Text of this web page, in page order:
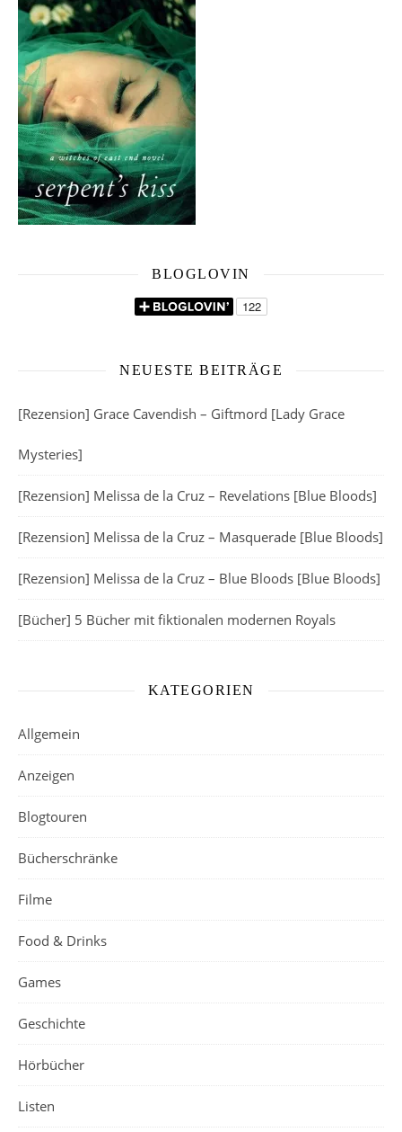
BLOGLOVIN
NEUESTE BEITRÄGE
[Rezension] Grace Cavendish – Giftmord [Lady Grace
Mysteries]
[Rezension] Melissa de la Cruz – Revelations [Blue Bloods]
[Rezension] Melissa de la Cruz – Masquerade [Blue Bloods]
[Rezension] Melissa de la Cruz – Blue Bloods [Blue Bloods]
[Bücher] 5 Bücher mit fiktionalen modernen Royals
KATEGORIEN
Allgemein
Anzeigen
Blogtouren
Bücherschränke
Filme
Food & Drinks
Games
Geschichte
Hörbücher
Listen